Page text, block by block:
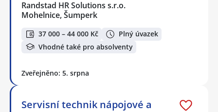
Randstad HR Solutions s.r.o.
Mohelnice, Šumperk
37 000 – 44 000 Kč
Plný úvazek
Vhodné také pro absolventy
Zveřejněno: 5. srpna
Servisní technik nápojové a